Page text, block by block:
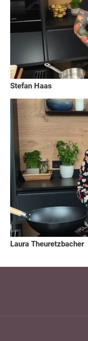
Stefan Haas
Laura Theuretzbacher